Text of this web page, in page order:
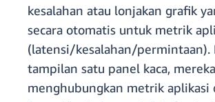
kesalahan atau lonjakan grafik
secara otomatis untuk metrik
(latensi/kesalahan/permintaan).
tampilan satu panel kaca,
menghubungkan metrik aplikasi